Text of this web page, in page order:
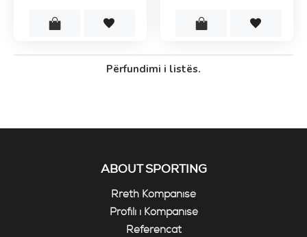
Përfundimi i listës.
ABOUT SPORTING
Rreth Kompanisë
Profili i Kompanisë
Referencat